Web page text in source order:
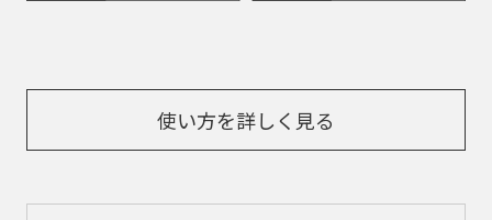
使い方を詳しく見る